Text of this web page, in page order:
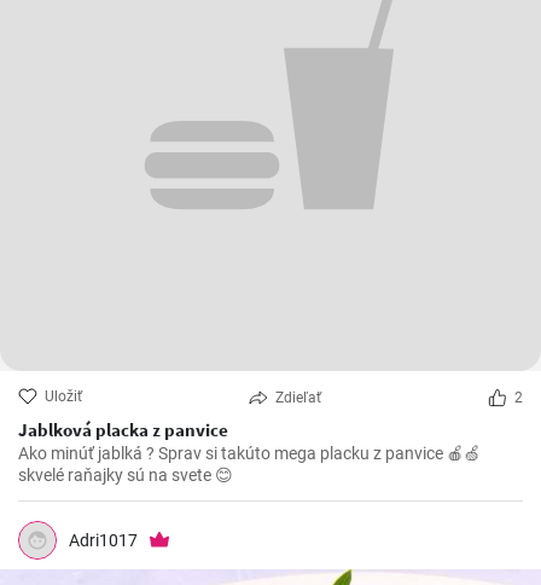
Uložiť Zdieľať 2
Jablková placka z panvice
Ako minúť jablká ? Sprav si takúto mega placku z panvice 🍎🍏
skvelé raňajky sú na svete 😊
Adri1017